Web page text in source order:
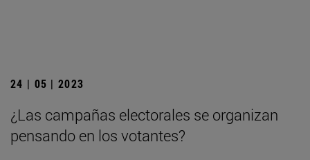
24 | 05 | 2023
¿Las campañas electorales se organizan
pensando en los votantes?